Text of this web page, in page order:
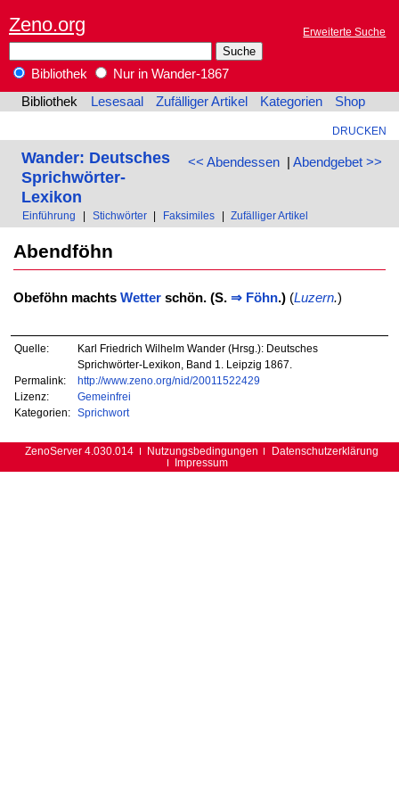
Zeno.org Erweiterte Suche
Bibliothek
Nur in Wander-1867
Bibliothek
Lesesaal Zufälliger Artikel Kategorien Shop
DRUCKEN
<< Abendessen| Abendgebet >>
Wander: Deutsches
Sprichwörter-
Lexikon
Einführung Stichwörter Faksimiles Zufälliger Artikel
Abendföhn
Obeföhn machts Wetterschön. (S. ⇒ Föhn.)(Luzern.)
Quelle:
Karl Friedrich Wilhelm Wander (Hrsg.): Deutsches
Sprichwörter-Lexikon, Band 1. Leipzig 1867.
Permalink:
http://www.zeno.org/nid/20011522429
Lizenz:
Gemeinfrei
Kategorien:
Sprichwort
ZenoServer 4.030.014 Nutzungsbedingungen
Datenschutzerklärung
Impressum